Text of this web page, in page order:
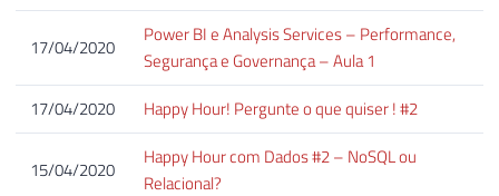
17/04/2020
Power BI e Analysis Services – Performance,
Segurança e Governança – Aula 1
17/04/2020
Happy Hour! Pergunte o que quiser ! #2
15/04/2020
Happy Hour com Dados #2 – NoSQL ou
Relacional?